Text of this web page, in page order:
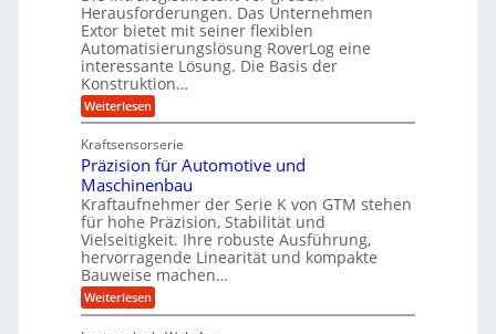
V
e
r
g
l
e
i
c
h
g
e
l
g
e
w
i
n
d
e
t
r
e
b
U
m
s
a
t
z
u
n
d
A
u
f
t
r
a
n
a
u
c
h
i
n
Z
e
e
n
v
o
n
K
w
i
c
Herausforderungen. Das Unternehmen
Extor bietet mit seiner flexiblen
Automatisierungslösung RoverLog eine
interessante Lösung. Die Basis der
Konstruktion…
Weiterlesen:
Z
h
n
s
t
a
n
g
e
n
g
e
t
Kraftsensorserie
Präzision für Automotive und
Maschinenbau
Kraftaufnehmer der Serie K von GTM stehen
für hohe Präzision, Stabilität und
Vielseitigkeit. Ihre robuste Ausführung,
hervorragende Linearität und kompakte
Bauweise machen…
Weiterlesen:
P